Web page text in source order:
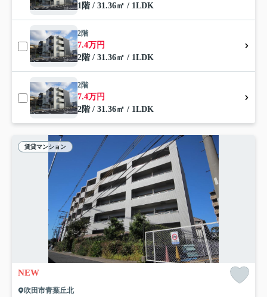
1階 / 31.36㎡ / 1LDK
2階
7.4万円
2階 / 31.36㎡ / 1LDK
2階
7.4万円
2階 / 31.36㎡ / 1LDK
賃貸マンション
NEW
吹田市青葉丘北